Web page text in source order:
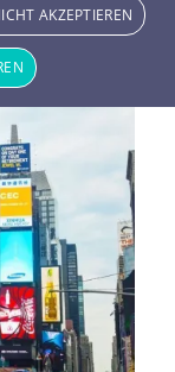
AKZEPTIEREN